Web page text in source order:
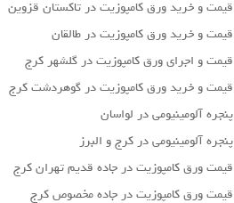
قیمت و خرید ورق کامپوزیت در تاکستان قزوین
قیمت و خرید ورق کامپوزیت در طالقان
قیمت و اجرای ورق کامپوزیت در گلشهر کرج
قیمت و خرید ورق کامپوزیت در گوهردشت کرج
پنجره آلومینیومی در لواسان
پنجره آلومینیومی در کرج و البرز
قیمت ورق کامپوزیت در جاده قدیم تهران کرج
قیمت ورق کامپوزیت در جاده مخصوص کرج